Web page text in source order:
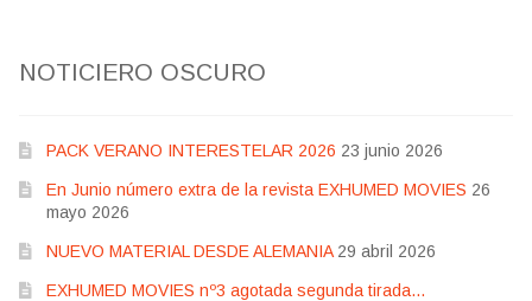
NOTICIERO OSCURO
PACK VERANO INTERESTELAR 2026 23 junio 2026
En Junio número extra de la revista EXHUMED MOVIES 26
mayo 2026
NUEVO MATERIAL DESDE ALEMANIA 29 abril 2026
EXHUMED MOVIES nº3 agotada segunda tirada…